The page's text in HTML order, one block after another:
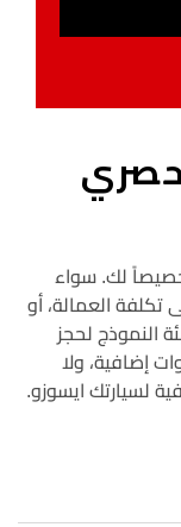
لك. سواء
العمالة، أو
النموذج لحجز
إضافية، ولا
لسيارتك ايسوزو.